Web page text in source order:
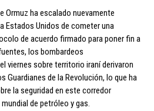
Ormuz ha escalado nuevamente
Estados Unidos de cometer una
de acuerdo firmado para poner fin a
los bombardeos
viernes sobre territorio iraní derivaron
Guardianes de la Revolución, lo que ha
la seguridad en este corredor
de petróleo y gas.